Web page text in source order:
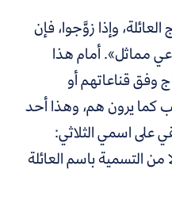
وإذا زوَّجوا، فإن
مماثل». أمام هذا
وفق قناعاتهم أو
كما يرون هم، وهذا أحد
على اسمي الثلاثي:
التسمية باسم العائلة